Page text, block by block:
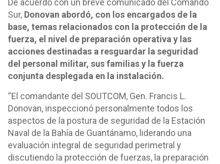
De acuerdo con un breve comunicado del Comando
Sur, Donovan abordó, con los encargados de la
base, temas relacionados con la protección de la
fuerza, el nivel de preparación operativa y las
acciones destinadas a resguardar la seguridad
del personal militar, sus familias y la fuerza
conjunta desplegada en la instalación.
“El comandante del SOUTCOM, Gen. Francis L.
Donovan, inspeccionó personalmente todos los
aspectos de la postura de seguridad de la Estación
Naval de la Bahía de Guantánamo, liderando una
evaluación integral de seguridad perimetral y
discutiendo la protección de fuerzas, la preparación